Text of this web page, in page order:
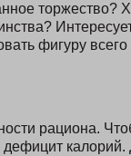
торжество?
фигуру
рациона.
дефицит